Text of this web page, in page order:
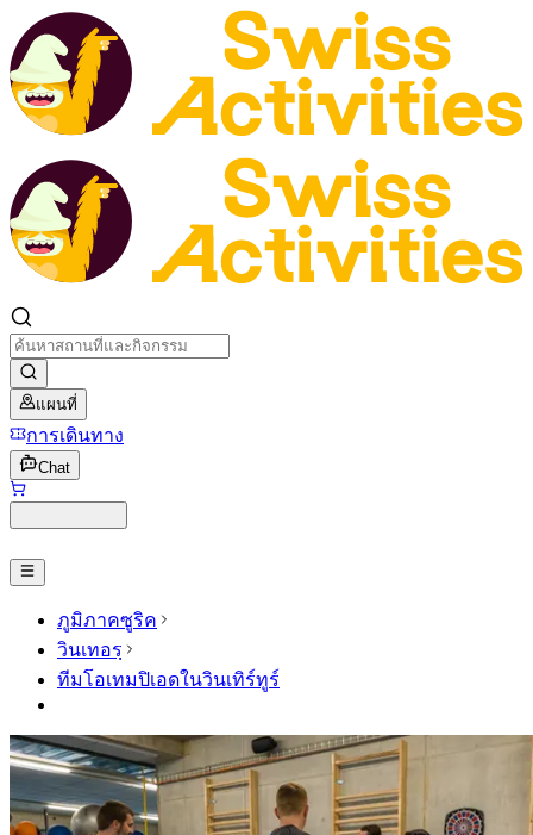
แผนที่
การเดินทาง
Chat
ภูมิภาคซูริค
วินเทอรฺ
ทีมโอเทมปิเอดในวินเทิร์ทูร์